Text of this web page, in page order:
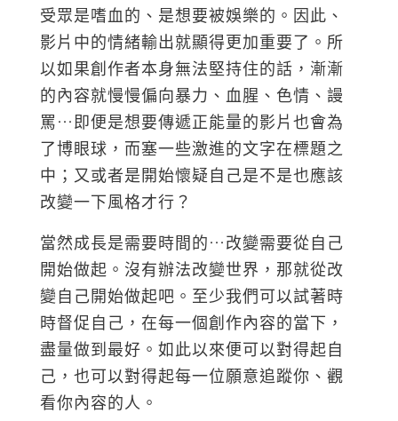
受眾是嗜血的、是想要被娛樂的。因此、
影片中的情緒輸出就顯得更加重要了。所
以如果創作者本身無法堅持住的話，漸漸
的內容就慢慢偏向暴力、血腥、色情、謾
罵…即便是想要傳遞正能量的影片也會為
了博眼球，而塞一些激進的文字在標題之
中；又或者是開始懷疑自己是不是也應該
改變一下風格才行？
當然成長是需要時間的…改變需要從自己
開始做起。沒有辦法改變世界，那就從改
變自己開始做起吧。至少我們可以試著時
時督促自己，在每一個創作內容的當下，
盡量做到最好。如此以來便可以對得起自
己，也可以對得起每一位願意追蹤你、觀
看你內容的人。